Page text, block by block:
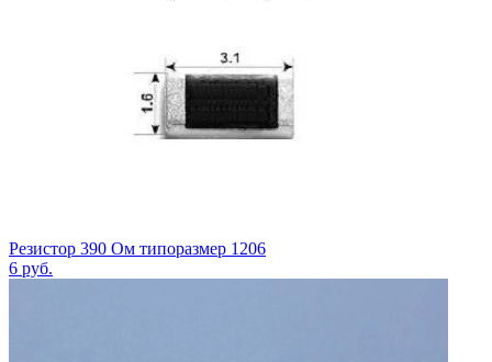
Резистор 390 Ом типоразмер 1206
6 руб.